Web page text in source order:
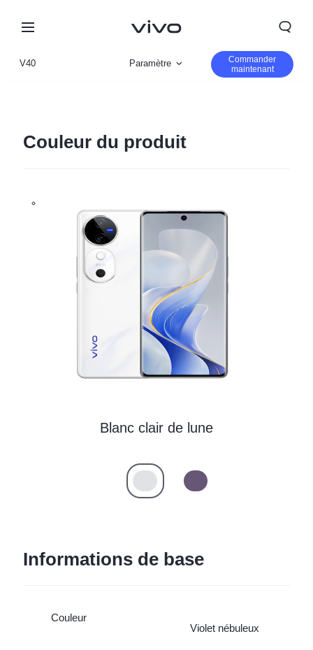
Morocco | Veuillez sélectionner le pays/la région
V40 Paramètre
Commander
maintenant
Couleur du produit
Blanc clair de lune
Informations de base
Couleur
Violet nébuleux